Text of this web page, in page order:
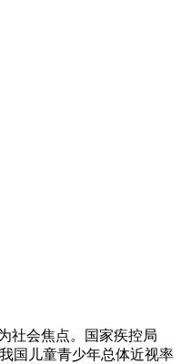
会焦点。国家疾控局
国儿童青少年总体近视率